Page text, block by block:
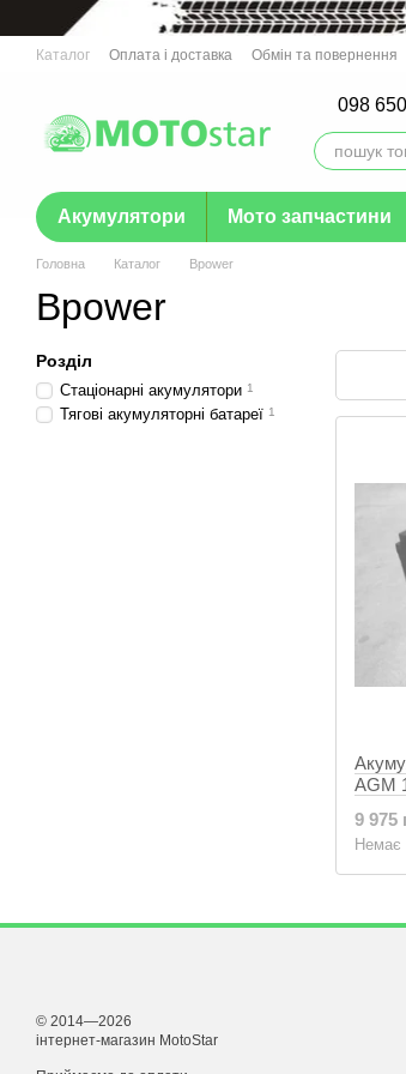
Перейти до основного контенту
Каталог Оплата і доставка Обмін та повернення
098
Акумулятори Мото запчастини
Головна Каталог Bpower
Bpower
AGM
9 975
Немає
Розділ
Стаціонарні акумулятори 1
Тягові акумуляторні батареї 1
© 2014—2026
інтернет-магазин MotoStar